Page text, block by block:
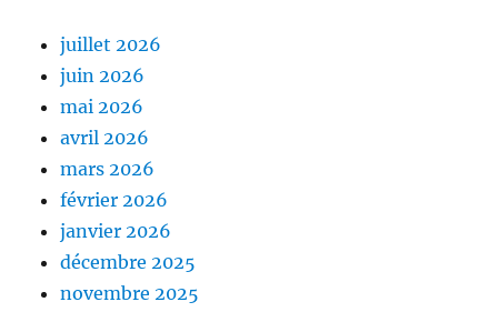
juillet 2026
juin 2026
mai 2026
avril 2026
mars 2026
février 2026
janvier 2026
décembre 2025
novembre 2025